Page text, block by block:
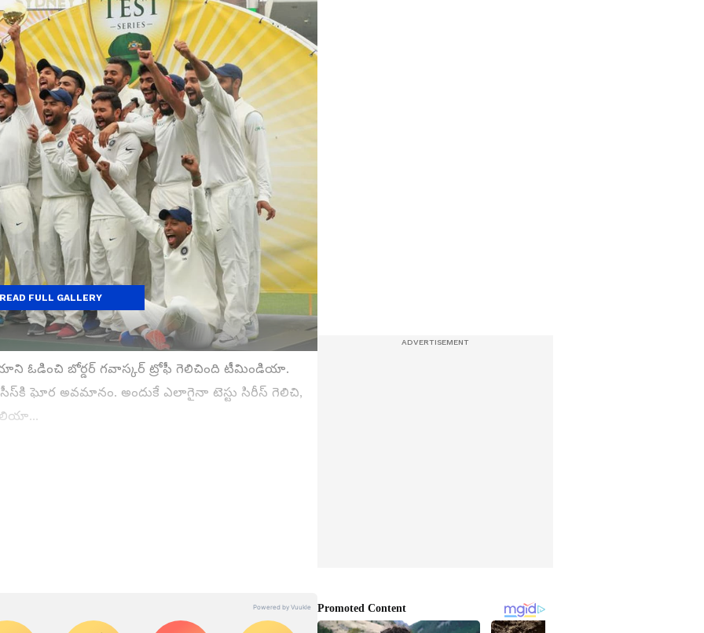
ఓడించి బోర్డర్ గవాస్కర్ ట్రోఫీ గెలిచింది టీమిండియా.
ఘోర అవమానం. అందుకే ఎలాగైనా టెస్టు సిరీస్ గెలిచి,
FULL GALLERY